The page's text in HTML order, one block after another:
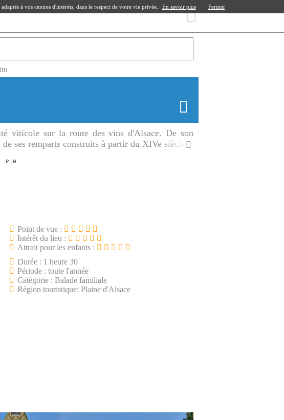
viticole sur la route des vins d'Alsace. De son
ses remparts construits à partir du XIVe siècle.
Point de vue :
Intérêt du lieu :
Attrait pour les enfants :
Durée : 1 heure 30
Période : toute l'année
Catégorie : Balade familiale
Région touristique: Plaine d'Alsace
à vos centres d'intérêts, dans le respect de votre vie privée. En savoir plus Fermer